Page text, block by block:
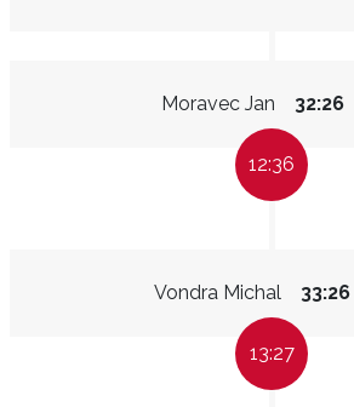
Moravec Jan 32:26
12:36
Vondra Michal 33:26
13:27